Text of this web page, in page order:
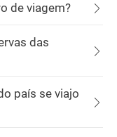
de viagem?
das
país se viajo